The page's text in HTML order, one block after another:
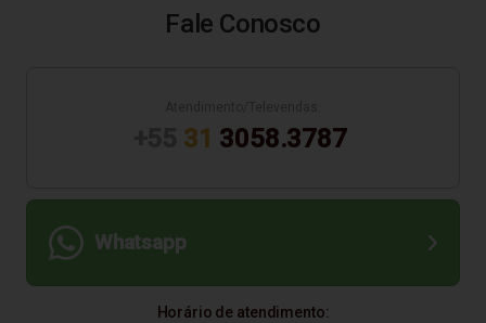
Fale Conosco
31 3058.3787
Whatsapp
Horário de atendimento: